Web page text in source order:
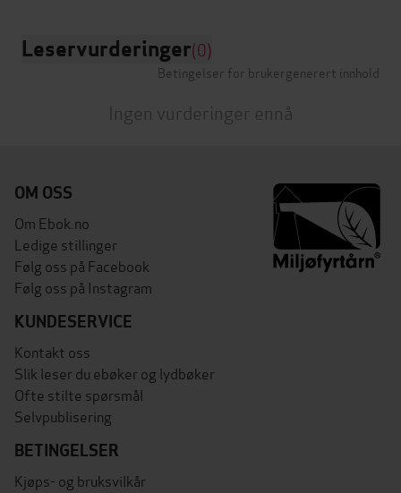
Leservurderinger(0)
Betingelser for brukergenerert innhold
Ingen vurderinger ennå
OM OSS
Om Ebok.no
Ledige stillinger
Følg oss på Facebook
Følg oss på Instagram
KUNDESERVICE
Kontakt oss
Slik leser du ebøker og lydbøker
Ofte stilte spørsmål
Selvpublisering
BETINGELSER
Kjøps- og bruksvilkår